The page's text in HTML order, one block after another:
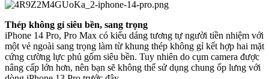
Thép không gỉ siêu bền, sang trọng
iPhone 14 Pro, Pro Max có kiểu dáng tương tự người tiền nhiệm với
một vẻ ngoài sang trọng làm từ khung thép không gỉ kết hợp hai mặt
cứng cường lực phủ gốm siêu bền. Tuy nhiên do cụm camera được
nâng cấp lớn hơn, nên bạn sẽ không thể sử dụng chung ốp lưng với